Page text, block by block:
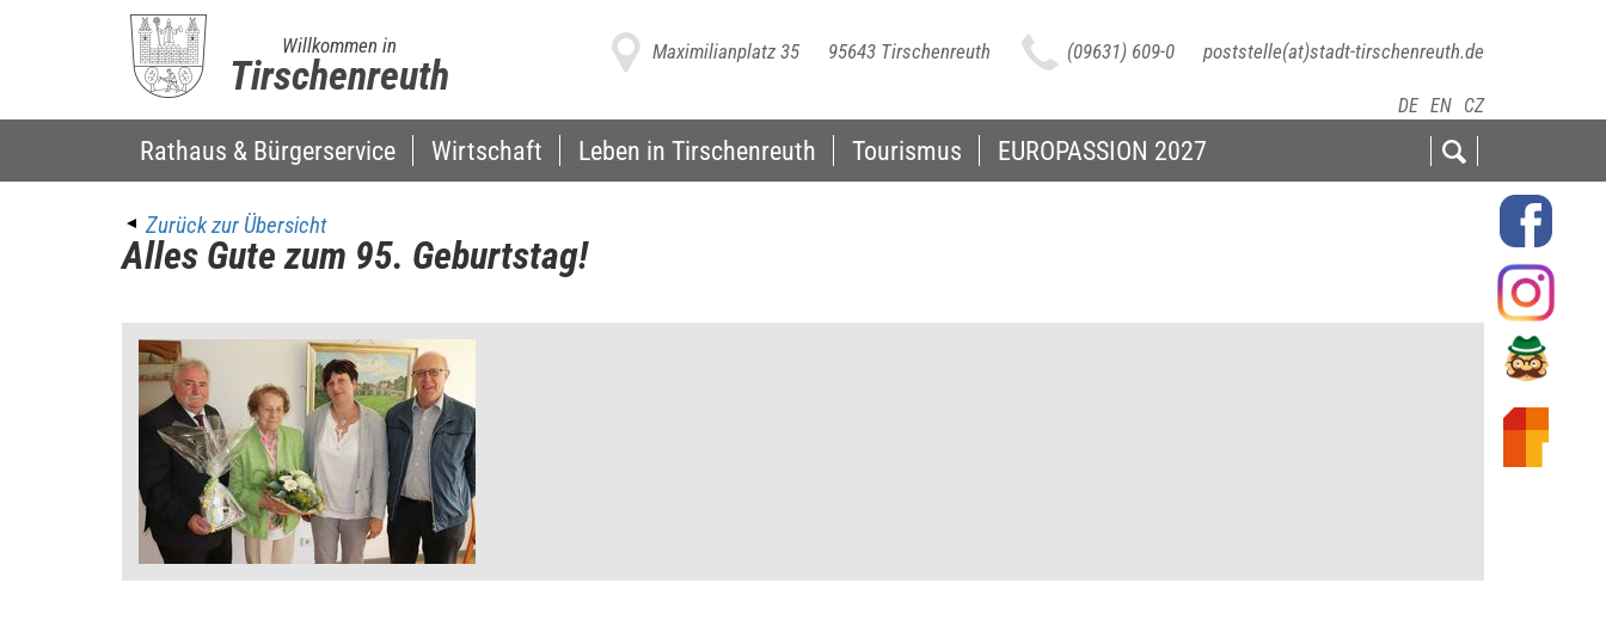
Willkommen in
Tirschenreuth Maximilianplatz 35
h 95643 Tirschenreuth (09631) 609-0
i poststelle(at)stadt-tirschenreuth.de
DE EN CZ
Rathaus & Bürgerservice Wirtschaft Leben in Tirschenreuth Tourismus EUROPASSION 2027
Zurück zur Übersicht
Alles Gute zum 95. Geburtstag!